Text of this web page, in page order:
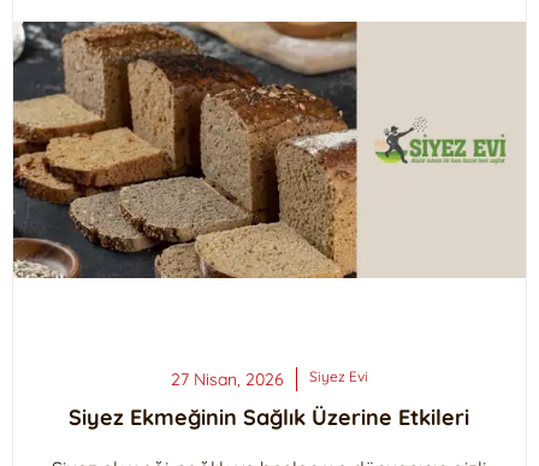
27 Nisan, 2026 Siyez Evi
Siyez Ekmeğinin Sağlık Üzerine Etkileri